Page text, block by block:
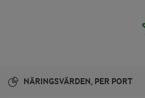
NÄRINGSVÄRDEN, PER PORT